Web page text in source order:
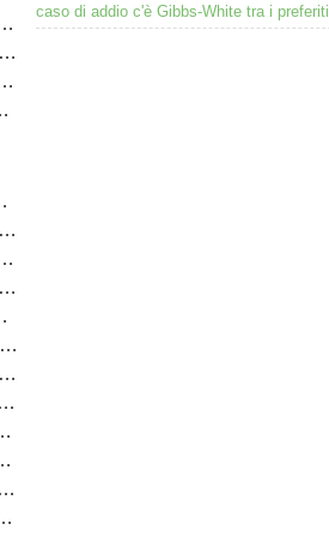
caso di addio c'è Gibbs-White tra i preferiti